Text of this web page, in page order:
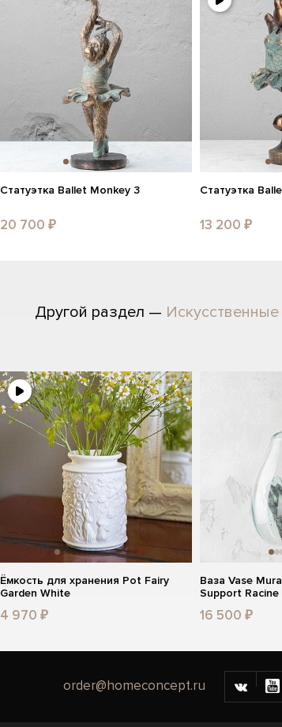
Статуэтка Ballet Monkey 3
20 700 ₽
Статуэтка
13 200 ₽
Другой раздел —
Ёмкость для хранения Pot Fairy
Garden White
4 970 ₽
Ваза Vase
Support Racine
16 500 ₽
order@homeconcept.ru